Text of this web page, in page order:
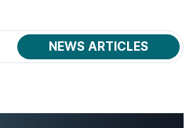
NEWS ARTICLES